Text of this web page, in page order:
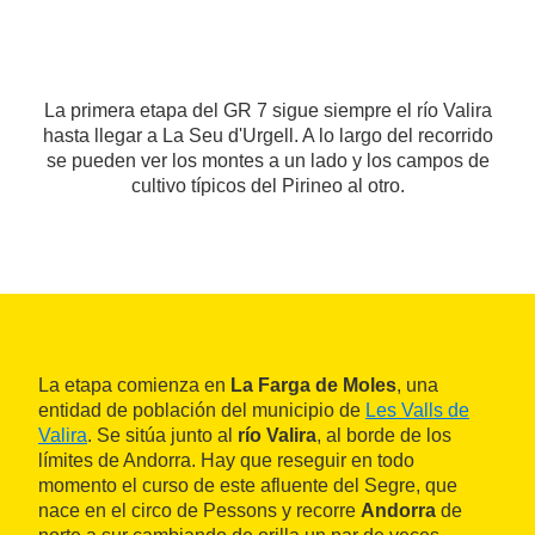
La primera etapa del GR 7 sigue siempre el río Valira
hasta llegar a La Seu d'Urgell. A lo largo del recorrido
se pueden ver los montes a un lado y los campos de
cultivo típicos del Pirineo al otro.
La etapa comienza en La Farga de Moles, una
entidad de población del municipio de Les Valls de
Valira. Se sitúa junto al río Valira, al borde de los
límites de Andorra. Hay que reseguir en todo
momento el curso de este afluente del Segre, que
nace en el circo de Pessons y recorre Andorra de